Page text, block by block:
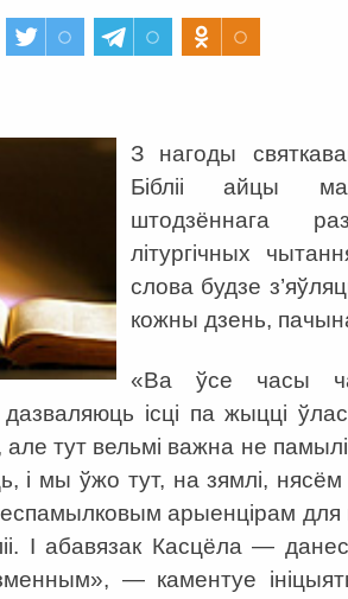
З нагоды
Бібліі айцы
штодзённага
літургічных
слова будзе
кожны дзень,
«Ва ўсе часы
дазваляюць ісці па жыцці
але тут вельмі важна не
і мы ўжо тут, на зямлі,
арыенцірам для
І абавязак Касцёла —
— каментуе